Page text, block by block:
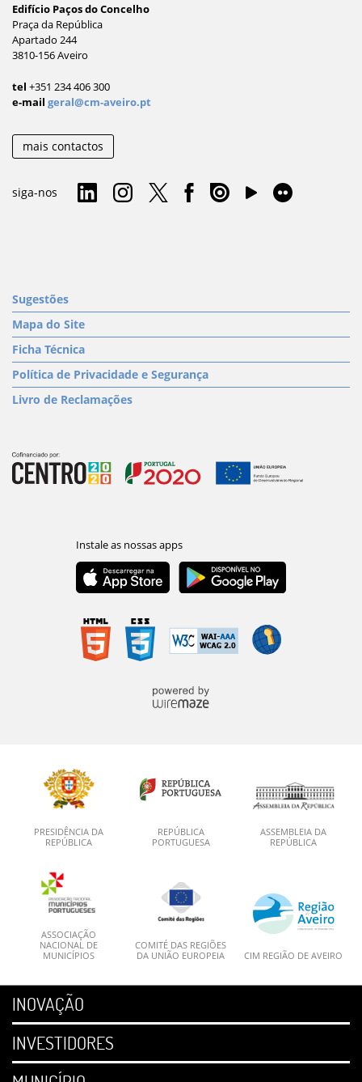
Edifício Paços do Concelho
Praça da República
Apartado 244
3810-156 Aveiro
tel +351 234 406 300
e-mail geral@cm-aveiro.pt
mais contactos
siga-nos
Sugestões
Mapa do Site
Ficha Técnica
Política de Privacidade e Segurança
Livro de Reclamações
PRESIDÊNCIA DA
REPÚBLICA
REPÚBLICA
PORTUGUESA
ASSEMBLEIA DA
REPÚBLICA
ASSOCIAÇÃO
NACIONAL DE
MUNICÍPIOS
COMITÉ DAS REGIÕES
DA UNIÃO EUROPEIA
CIM REGIÃO DE AVEIRO
INOVAÇÃO
INVESTIDORES